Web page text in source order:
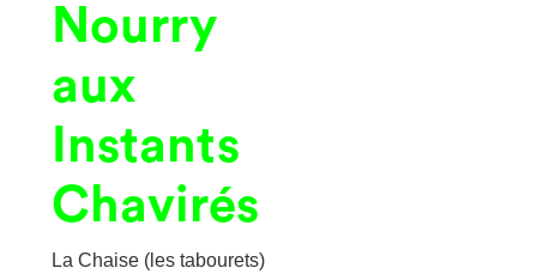
Nourry
aux
Instants
Chavirés
La Chaise (les tabourets)